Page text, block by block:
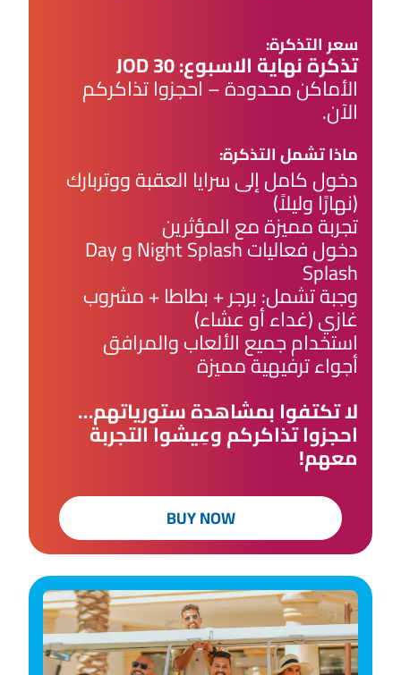
سعر التذكرة:
تذكرة نهاية الاسبوع: 30 JOD
الأماكن محدودة – احجزوا تذاكركم
الآن.
ماذا تشمل التذكرة​:
دخول كامل إلى سرايا العقبة ووتربارك
(نهارًا وليلاً)​
تجربة مميزة مع المؤثرين
دخول فعاليات Night Splash و Day
Splash
وجبة تشمل: برجر + بطاطا + مشروب
غازي (غداء أو عشاء)
استخدام جميع الألعاب والمرافق
أجواء ترفيهية مميزة
لا تكتفوا بمشاهدة ستورياتهم…
احجزوا تذاكركم وعِيشوا التجربة
معهم!​
BUY NOW